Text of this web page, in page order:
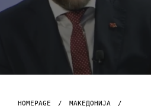
HOMEPAGE
МАКЕДОНИЈА